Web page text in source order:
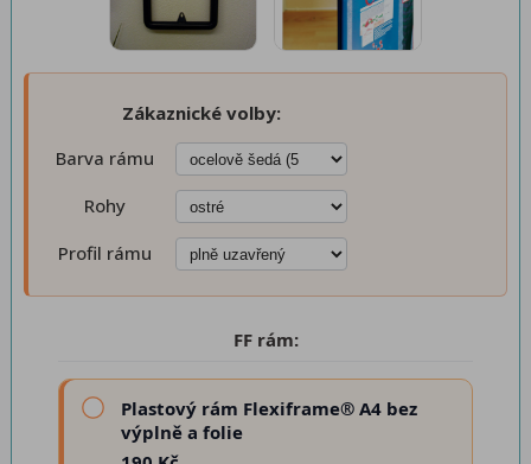
Zákaznické volby:
Barva rámu
Rohy
Profil rámu
FF rám:
Plastový rám Flexiframe® A4 bez
výplně a folie